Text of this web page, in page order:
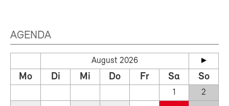
AGENDA
August 2026
Mo Di Mi Do Fr Sa So
1
2